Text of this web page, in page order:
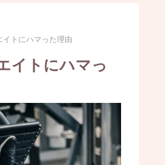
トにハマった理由
イトにハマっ